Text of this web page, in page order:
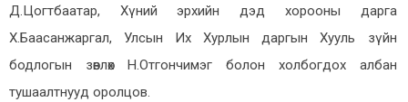
Д.Цогтбаатар, Хүний эрхийн дэд хорооны дарга
Х.Баасанжаргал, Улсын Их Хурлын даргын Хууль зүйн
бодлогын зөвлөх Н.Отгончимэг болон холбогдох албан
тушаалтнууд оролцов.